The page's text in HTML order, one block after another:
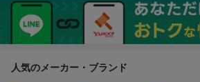
人気のメーカー・ブランド